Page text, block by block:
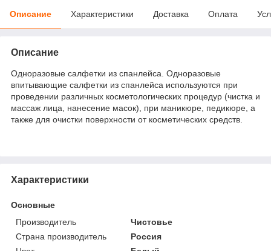
Описание Характеристики Доставка Оплата
Описание
Одноразовые салфетки из спанлейса. Одноразовые
впитывающие салфетки из спанлейса используются при
проведении различных косметологических процедур (чистка и
массаж лица, нанесение масок), при маникюре, педикюре, а
также для очистки поверхности от косметических средств.
Характеристики
Основные
Производитель
Чистовье
Страна производитель
Россия